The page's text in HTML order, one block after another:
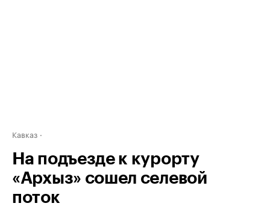
Кавказ
На подъезде к курорту
«Архыз» сошел селевой
поток